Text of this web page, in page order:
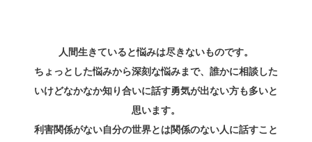
人間生きていると悩みは尽きないものです。
ちょっとした悩みから深刻な悩みまで、誰かに相談した
いけどなかなか知り合いに話す勇気が出ない方も多いと
思います。
利害関係がない自分の世界とは関係のない人に話すこと